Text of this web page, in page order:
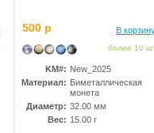
500 р В
более 10
KM#: New_2025
Материал: Биметаллическая
монета
Диаметр: 32.00 мм
Вес: 15.00 г